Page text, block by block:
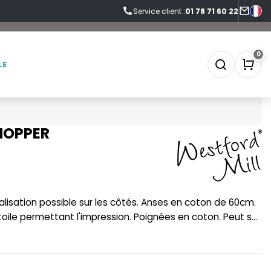
Service client :01 78 71 60 22
SOUS-VETEMENTS
SPORT
SO DENIM
SPIRO
0
permettant l'impression. Poignées en coton. Peut se
contrastée sur les anses, côtés et fond.